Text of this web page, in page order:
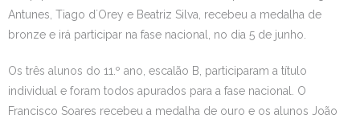
Antunes, Tiago d´Orey e Beatriz Silva, recebeu a medalha de
bronze e irá participar na fase nacional, no dia 5 de junho.
Os três alunos do 11.º ano, escalão B, participaram a título
individual e foram todos apurados para a fase nacional. O
Francisco Soares recebeu a medalha de ouro e os alunos João